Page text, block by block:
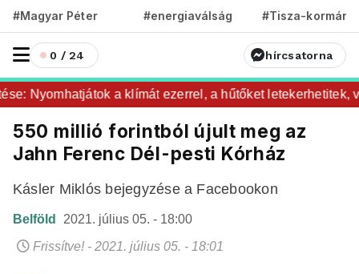
#Magyar Péter #energiaválság #Tisza-kormány
0 / 24 hírcsatorna
Nyomhatjátok a klímát ezerrel, a hűtőket letekerhetitek,
550 millió forintból újult meg az
Jahn Ferenc Dél-pesti Kórház
Kásler Miklós bejegyzése a Facebookon
Belföld
2021. július 05. - 18:00
Frissítve! - 2021. július 05. - 18:01